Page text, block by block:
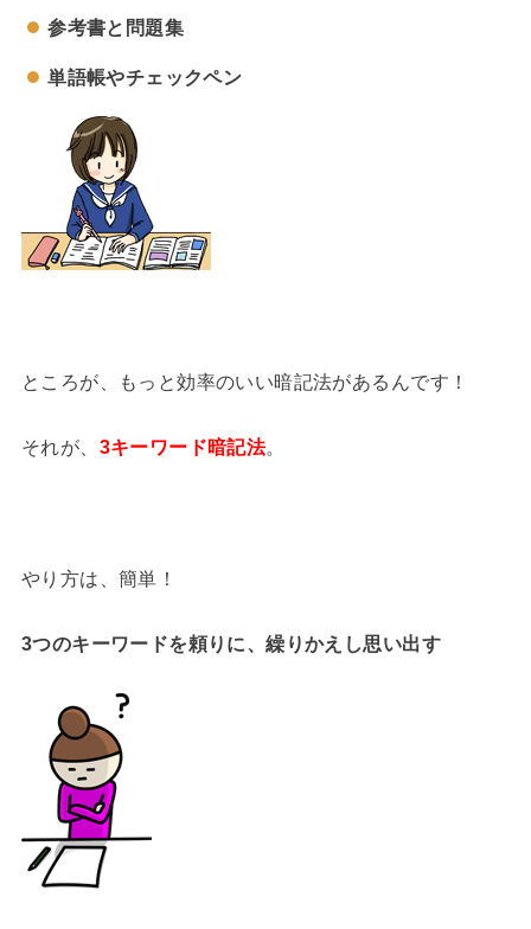
参考書と問題集
単語帳やチェックペン
ところが、もっと効率のいい暗記法があるんです！
それが、 3キーワード暗記法。
やり方は、簡単！
3つのキーワードを頼りに、繰りかえし思い出す